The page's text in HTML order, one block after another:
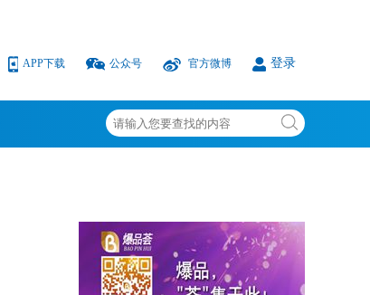
APP下载 公众号 官方微博 登录